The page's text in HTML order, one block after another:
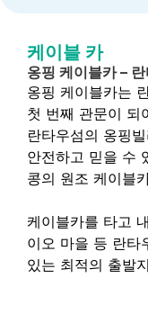
케이블 카
옹핑 케이블카 –
옹핑 케이블카는
첫 번째 관문이 되
란타우섬의 옹핑
안전하고 믿을 수
콩의 원조 케이블
케이블카를 타고
이오 마을 등 란타
있는 최적의 출발